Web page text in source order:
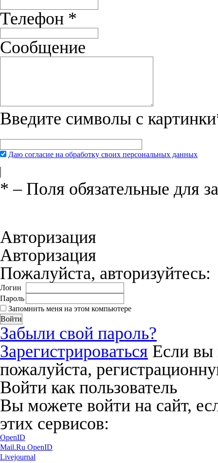
Телефон *
Сообщение
Введите символы с картинки
Даю согласие на обработку своих персональных данных
* – Поля обязательные для
Авторизация
Авторизация
Пожалуйста, авторизуйтесь:
Логин
Пароль
Запомнить меня на этом компьютере
Забыли свой пароль?
Зарегистрироваться Если вы
пожалуйста,
Войти как пользователь
Вы можете войти на сайт,
этих сервисов:
OpenID
Mail.Ru OpenID
Livejournal